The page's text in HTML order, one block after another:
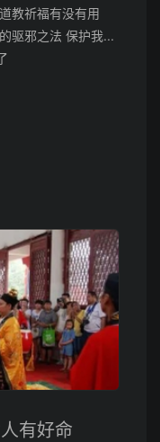
教祈福有没有用
驱邪之法 保护我...
有好命